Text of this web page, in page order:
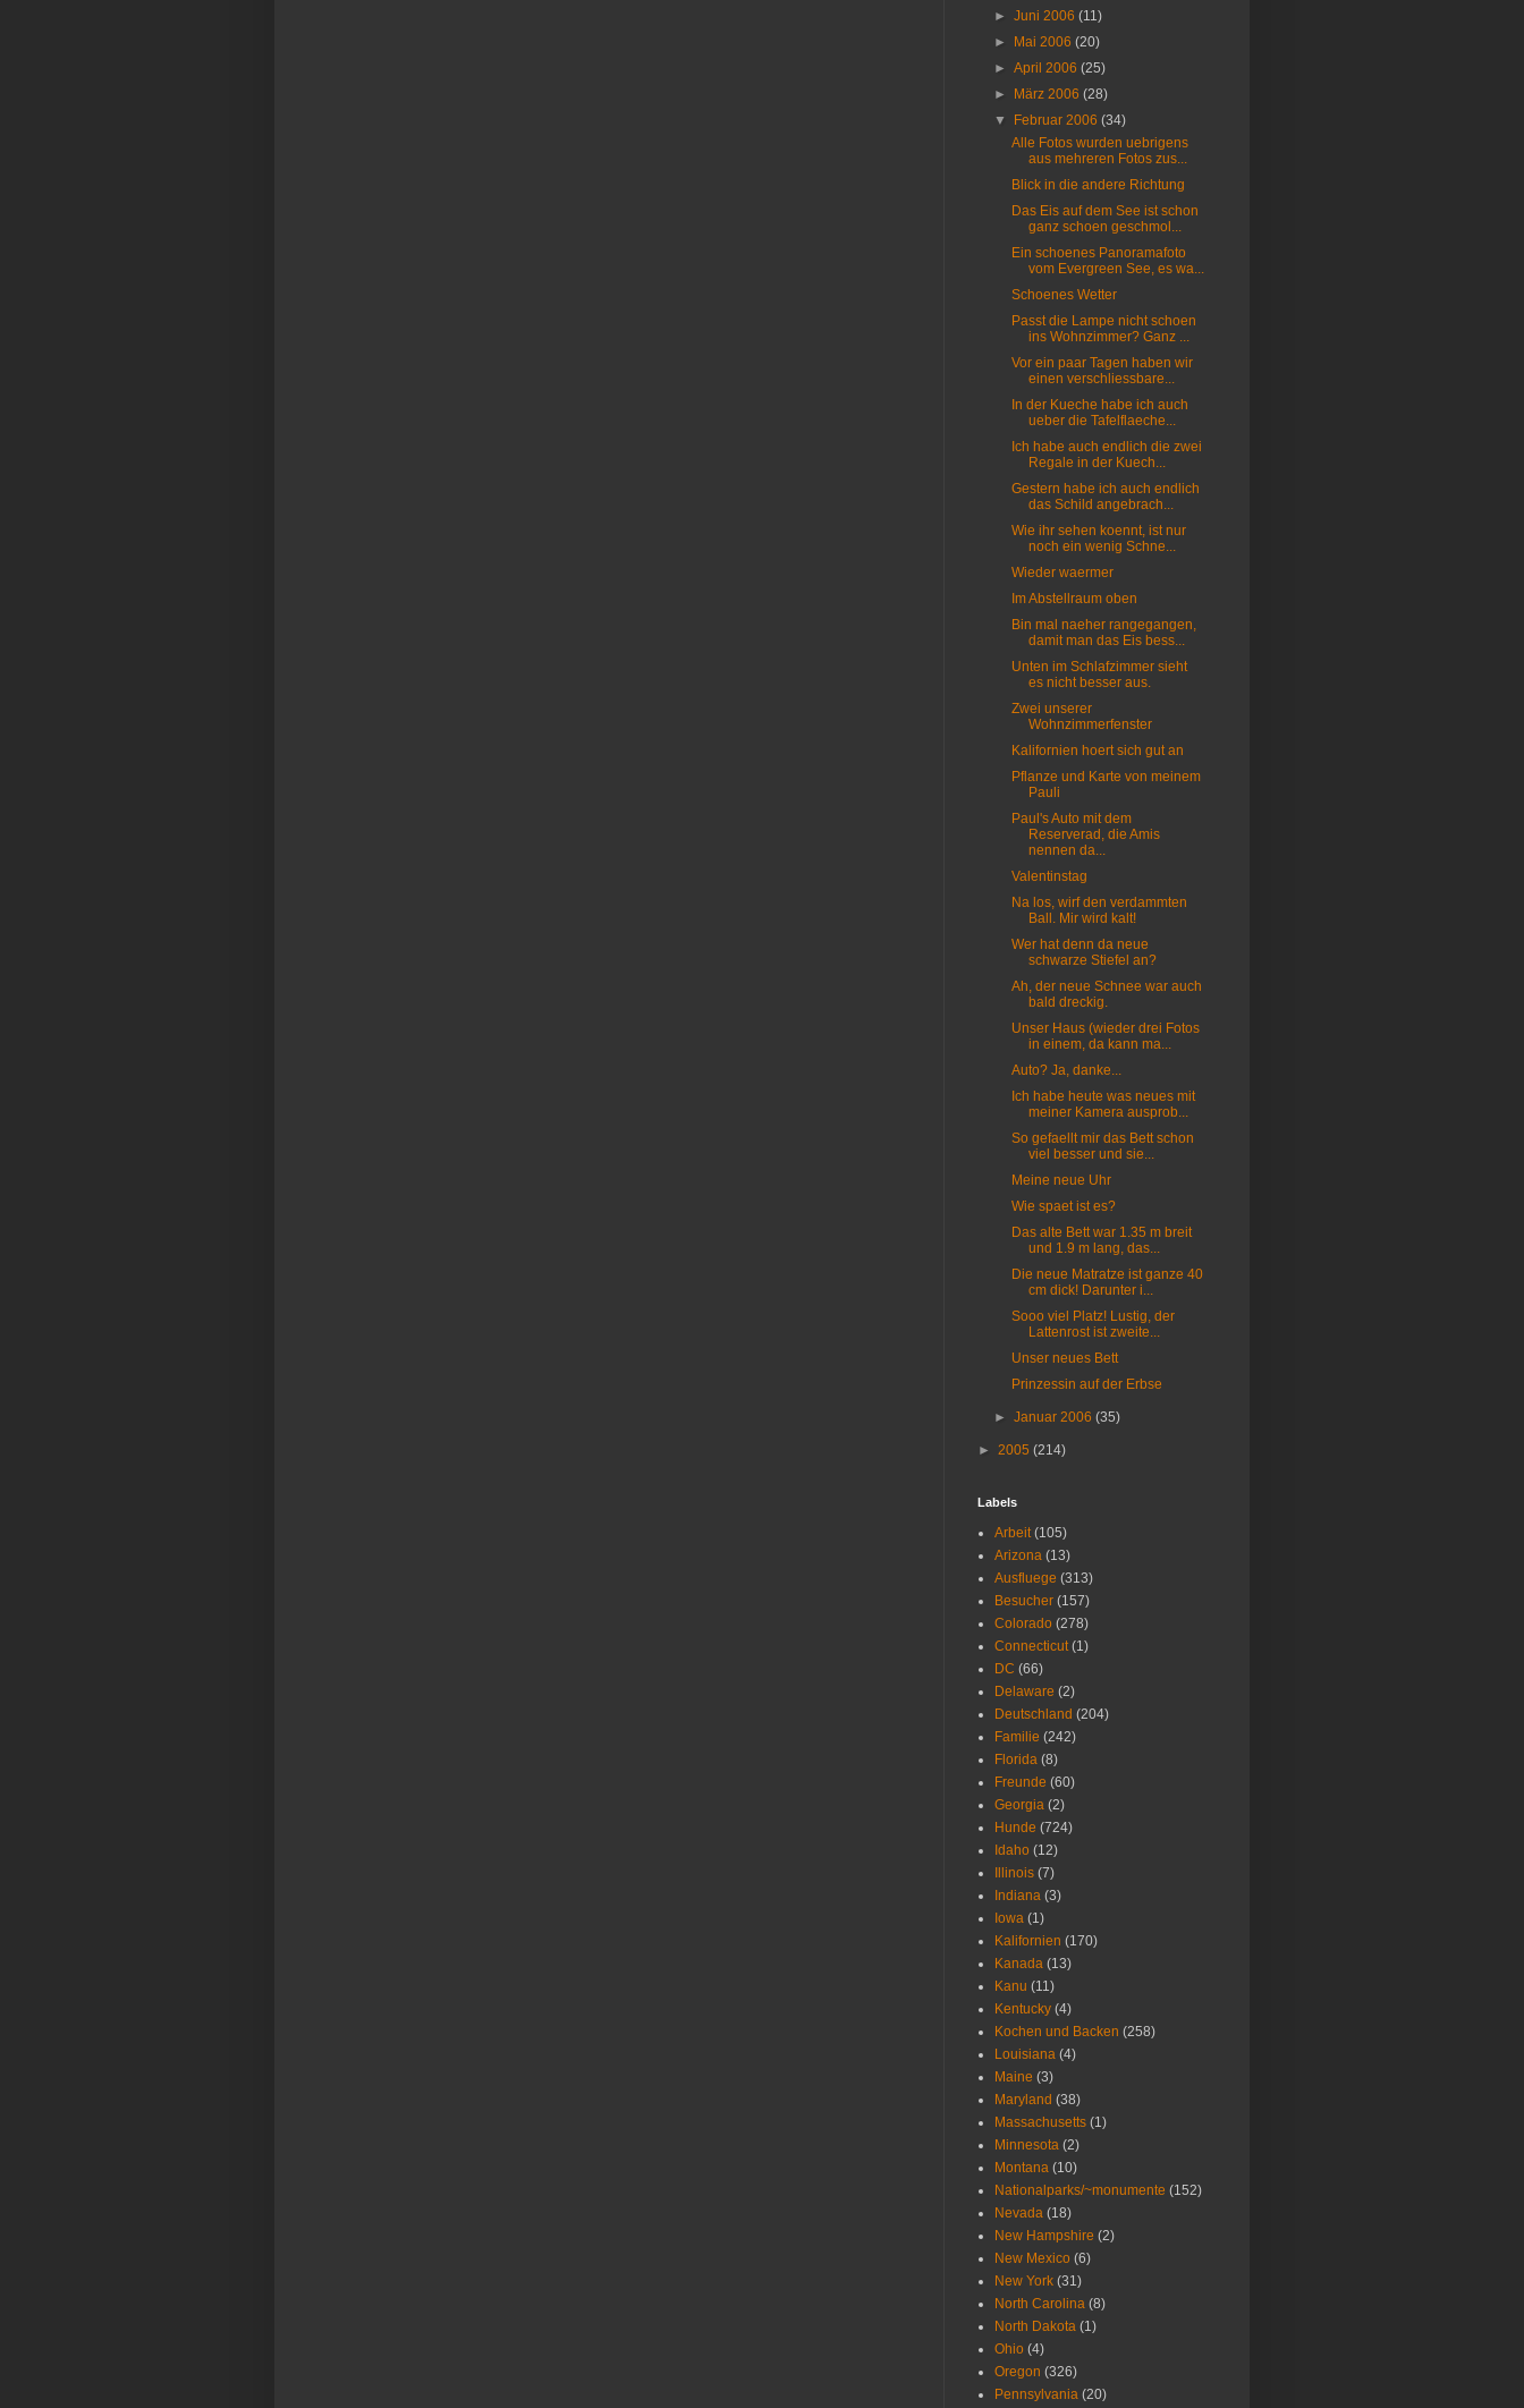
►Juni 2006(11)
►
Mai 2006(20)
►April 2006(25)
►
März 2006(28)
▼
Februar 2006(34)
Alle Fotos wurden uebrigens
aus mehreren Fotos zus...
Blick in die andere Richtung
Das Eis auf dem See ist schon
ganz schoen geschmol...
Ein schoenes Panoramafoto
vom Evergreen See, es wa...
Schoenes Wetter
Passt die Lampe nicht schoen
ins Wohnzimmer? Ganz ...
Vor ein paar Tagen haben wir
einen verschliessbare...
In der Kueche habe ich auch
ueber die Tafelflaeche...
Ich habe auch endlich die zwei
Regale in der Kuech...
Gestern habe ich auch endlich
das Schild angebrach...
Wie ihr sehen koennt, ist nur
noch ein wenig Schne...
Wieder waermer
Im Abstellraum oben
Bin mal naeher rangegangen,
damit man das Eis bess...
Unten im Schlafzimmer sieht
es nicht besser aus.
Zwei unserer
Wohnzimmerfenster
Kalifornien hoert sich gut an
Pflanze und Karte von meinem
Pauli
Paul's Auto mit dem
Reserverad, die Amis
nennen da...
Valentinstag
Na los, wirf den verdammten
Ball. Mir wird kalt!
Wer hat denn da neue
schwarze Stiefel an?
Ah, der neue Schnee war auch
bald dreckig.
Unser Haus (wieder drei Fotos
in einem, da kann ma...
Auto? Ja, danke...
Ich habe heute was neues mit
meiner Kamera ausprob...
So gefaellt mir das Bett schon
viel besser und sie...
Meine neue Uhr
Wie spaet ist es?
Das alte Bett war 1.35 m breit
und 1.9 m lang, das...
Die neue Matratze ist ganze 40
cm dick! Darunter i...
Sooo viel Platz! Lustig, der
Lattenrost ist zweite...
Unser neues Bett
Prinzessin auf der Erbse
►Januar 2006(35)
► 2005 (214)
Labels
Arbeit (105)
Arizona (13)
Ausfluege (313)
Besucher (157)
Colorado (278)
Connecticut (1)
DC (66)
Delaware (2)
Deutschland (204)
Familie (242)
Florida (8)
Freunde (60)
Georgia (2)
Hunde (724)
Idaho (12)
Illinois (7)
Indiana (3)
Iowa (1)
Kalifornien (170)
Kanada (13)
Kanu (11)
Kentucky (4)
Kochen und Backen (258)
Louisiana (4)
Maine (3)
Maryland (38)
Massachusetts (1)
Minnesota (2)
Montana (10)
Nationalparks/~monumente (152)
Nevada (18)
New Hampshire (2)
New Mexico (6)
New York (31)
North Carolina (8)
North Dakota (1)
Ohio (4)
Oregon (326)
Pennsylvania (20)